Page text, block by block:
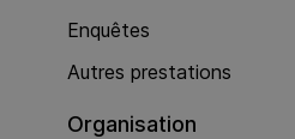
Enquêtes
Autres prestations
Organisation